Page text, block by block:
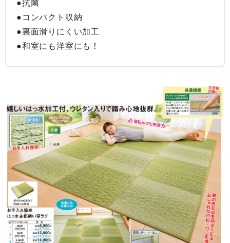
●抗菌
●コンパクト収納
●裏面滑りにくい加工
●和室にも洋室にも！